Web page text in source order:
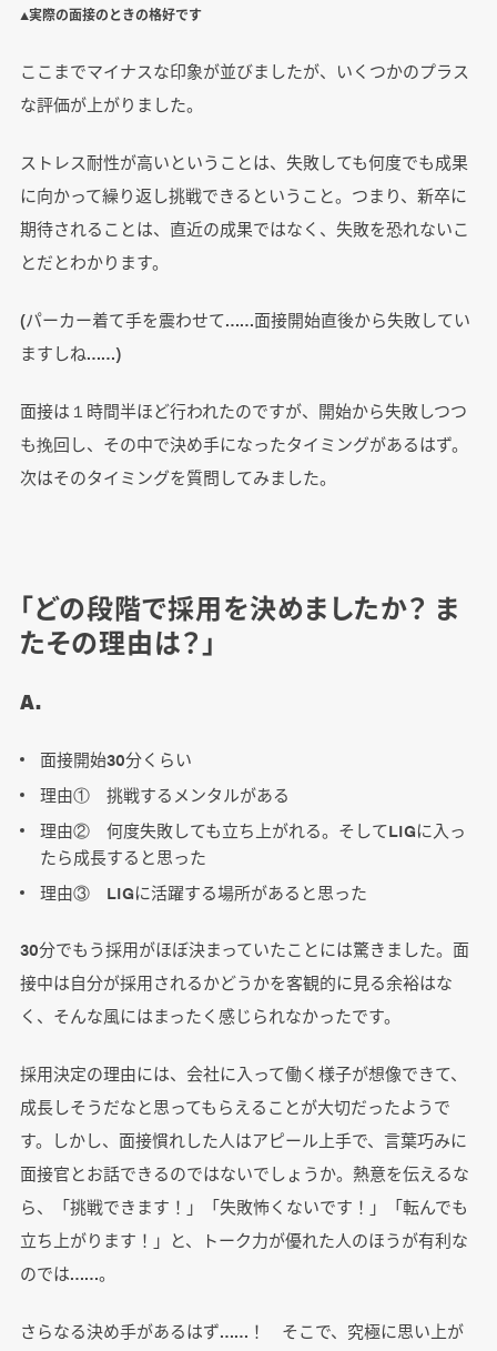
▲実際の面接のときの格好です
ここまでマイナスな印象が並びましたが、いくつかのプラス
な評価が上がりました。
ストレス耐性が高いということは、失敗しても何度でも成果
に向かって繰り返し挑戦できるということ。つまり、新卒に
期待されることは、直近の成果ではなく、失敗を恐れないこ
とだとわかります。
(パーカー着て手を震わせて……面接開始直後から失敗してい
ますしね……)
面接は１時間半ほど行われたのですが、開始から失敗しつつ
も挽回し、その中で決め手になったタイミングがあるはず。
次はそのタイミングを質問してみました。
「どの段階で採用を決めましたか？ ま
たその理由は？」
A.
面接開始30分くらい
理由① 挑戦するメンタルがある
理由② 何度失敗しても立ち上がれる。そしてLIGに入っ
たら成長すると思った
理由③ LIGに活躍する場所があると思った
30分でもう採用がほぼ決まっていたことには驚きました。面
接中は自分が採用されるかどうかを客観的に見る余裕はな
く、そんな風にはまったく感じられなかったです。
採用決定の理由には、会社に入って働く様子が想像できて、
成長しそうだなと思ってもらえることが大切だったようで
す。しかし、面接慣れした人はアピール上手で、言葉巧みに
面接官とお話できるのではないでしょうか。熱意を伝えるな
ら、「挑戦できます！」「失敗怖くないです！」「転んでも
立ち上がります！」と、トーク力が優れた人のほうが有利な
のでは……。
さらなる決め手があるはず……！ そこで、究極に思い上が